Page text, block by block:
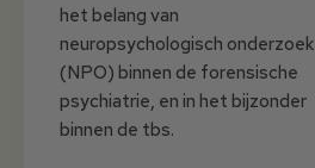
het belang van
neuropsychologisch onderzoek
(NPO) binnen de forensische
psychiatrie, en in het bijzonder
binnen de tbs.